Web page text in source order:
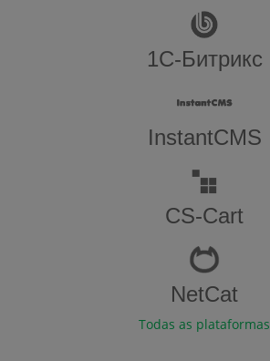
1С-Битрикс
InstantCMS
CS-Cart
NetCat
Todas as plataformas